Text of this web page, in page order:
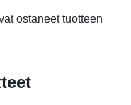
ostaneet tuotteen